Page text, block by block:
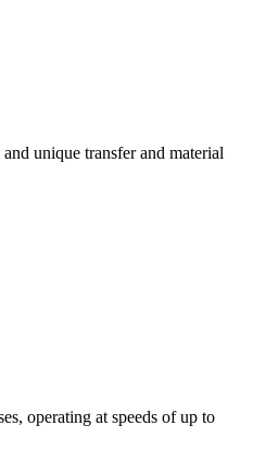
unique transfer and material
operating at speeds of up to